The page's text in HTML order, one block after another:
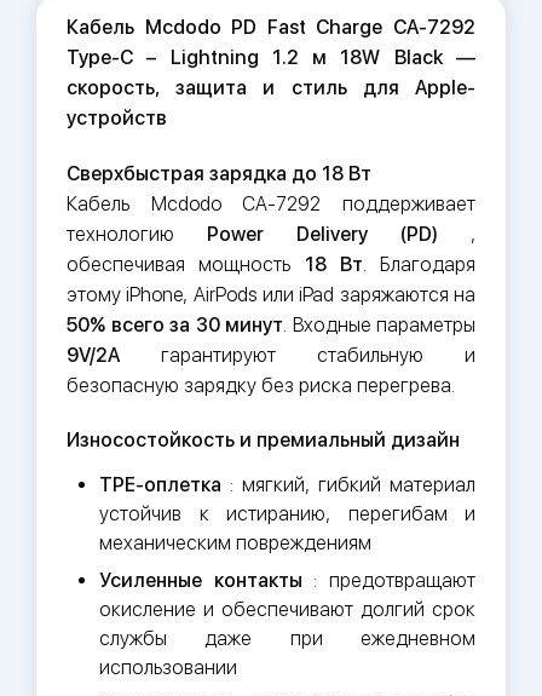
Кабель Mcdodo PD Fast Charge CA-7292
Type-C – Lightning 1.2 м 18W Black —
скорость, защита и стиль для Apple-
устройств
Сверхбыстрая зарядка до 18 Вт
Кабель Mcdodo CA-7292 поддерживает
технологию Power Delivery (PD) ,
обеспечивая мощность 18 Вт . Благодаря
этому iPhone, AirPods или iPad заряжаются на
50% всего за 30 минут . Входные параметры
9V/2A гарантируют стабильную и
безопасную зарядку без риска перегрева.
Износостойкость и премиальный дизайн
TPE-оплетка : мягкий, гибкий материал
устойчив к истиранию, перегибам и
механическим повреждениям
Усиленные контакты : предотвращают
окисление и обеспечивают долгий срок
службы даже при ежедневном
использовании